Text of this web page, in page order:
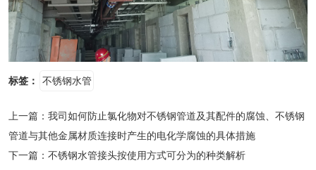
标签： 不锈钢水管
上一篇： 我司如何防止氯化物对不锈钢管道及其配件的腐蚀、不锈钢
管道与其他金属材质连接时产生的电化学腐蚀的具体措施
下一篇： 不锈钢水管接头按使用方式可分为的种类解析